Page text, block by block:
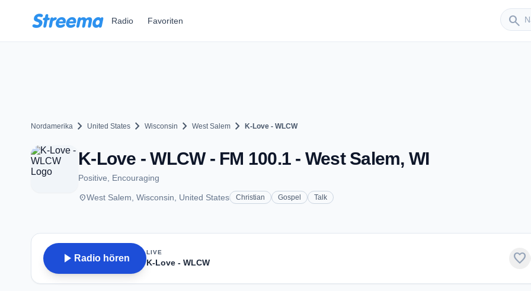
Radio Favoriten search
Nordamerika chevron_right United States chevron_right Wisconsin chevron_right West Salem chevron_right K-Love - WLCW
K-Love - WLCW - FM 100.1 - West Salem, WI
Positive, Encouraging
placeWest Salem, Wisconsin, United States Christian Gospel Talk
play_arrow Radio hören
LIVE
K-Love - WLCW favorite